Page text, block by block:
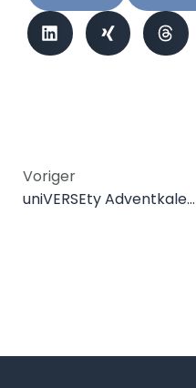
Voriger
uniVERSEty Adventkalender 2025 – Tag 15